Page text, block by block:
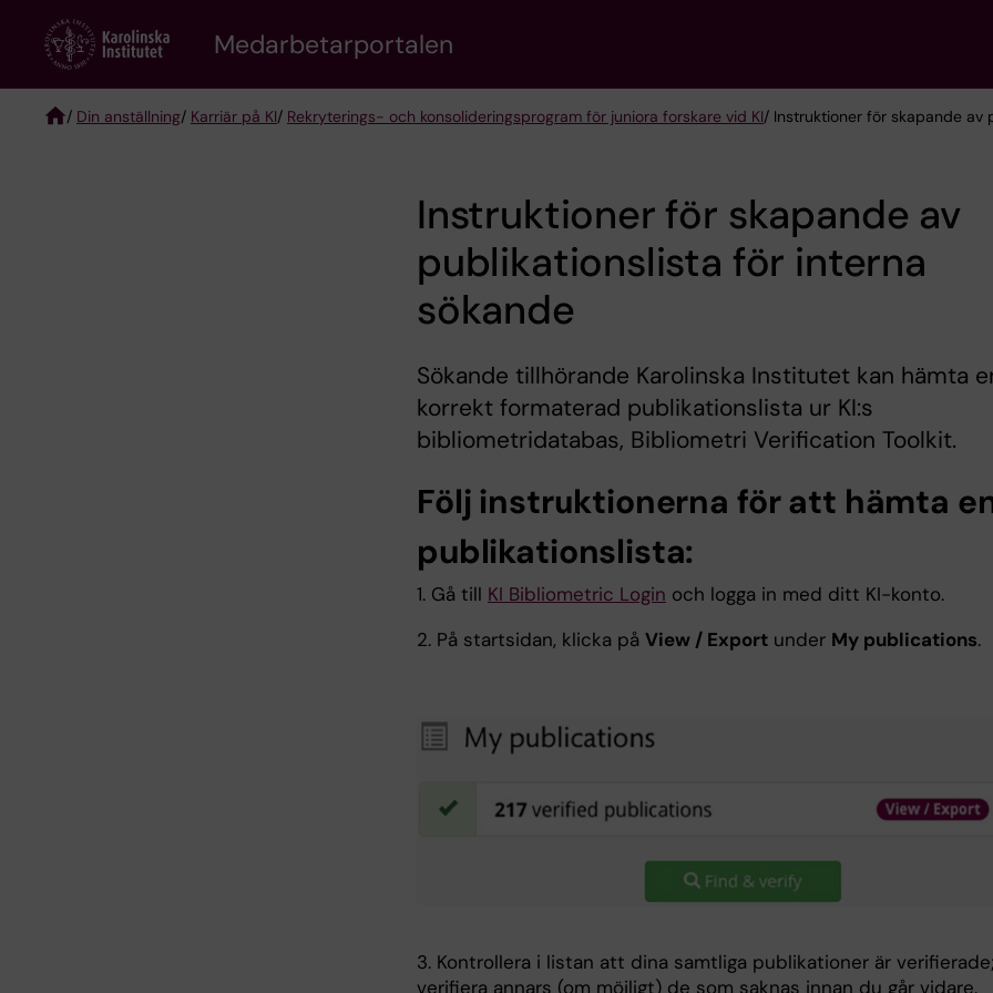
content
Medarbetarportalen
/ Din anställning/ Karriär på KI/ Rekryterings- och konsolideringsprogram för juniora forskare vid KI/ Instruktioner för skapande av
Instruktioner för skapande av
publikationslista för interna
sökande
Sökande tillhörande Karolinska Institutet kan hämta
korrekt formaterad publikationslista ur KI:s
bibliometridatabas, Bibliometri Verification Toolkit.
Följ instruktionerna för att hämta
publikationslista:
1. Gå till KI Bibliometric Login och logga in med ditt KI-konto.
2. På startsidan, klicka på View / Export under My publications.
3. Kontrollera i listan att dina samtliga publikationer är
verifiera annars (om möjligt) de som saknas innan du går vidare.